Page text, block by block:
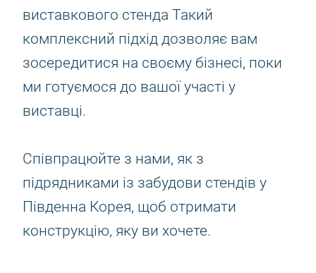
виставкового стенда Такий
комплексний підхід дозволяє вам
зосередитися на своєму бізнесі, поки
ми готуємося до вашої участі у
виставці.
Співпрацюйте з нами, як з
підрядниками із забудови стендів у
Південна Корея, щоб отримати
конструкцію, яку ви хочете.